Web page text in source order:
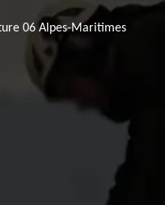
06 Alpes-Maritimes